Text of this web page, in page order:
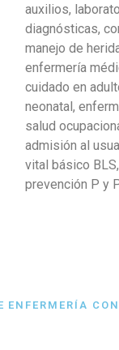
auxilios,
diagnósticas,
manejo de
enfermería
cuidado en
neonatal,
salud
admisión al
vital básico
prevención P y